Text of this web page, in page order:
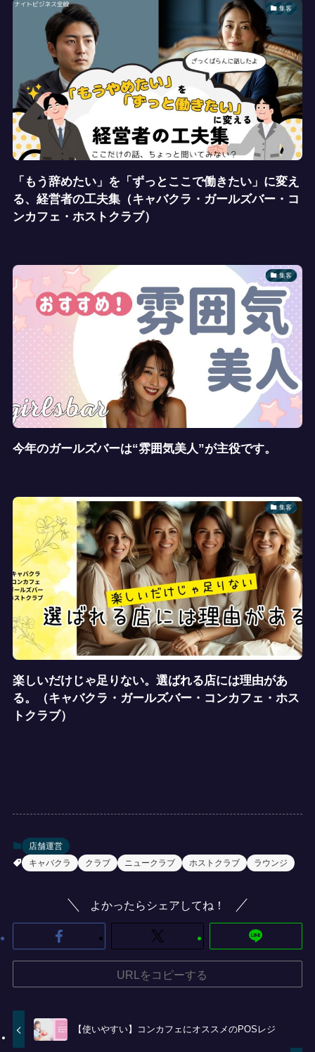
集客
「もう辞めたい」を「ずっとここで働きたい」に変え
る、経営者の工夫集（キャバクラ・ガールズバー・コ
ンカフェ・ホストクラブ）
集客
今年のガールズバーは“雰囲気美人”が主役です。
集客
楽しいだけじゃ足りない。選ばれる店には理由があ
る。（キャバクラ・ガールズバー・コンカフェ・ホス
トクラブ）
店舗運営
キャバクラ
クラブ ニュークラブ ホストクラブ ラウンジ
よかったらシェアしてね！
URLをコピーする
【使いやすい】コンカフェにオススメのPOSレジ